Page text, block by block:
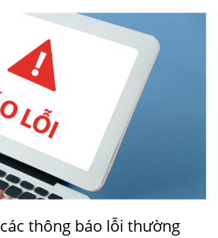
thông báo lỗi thường